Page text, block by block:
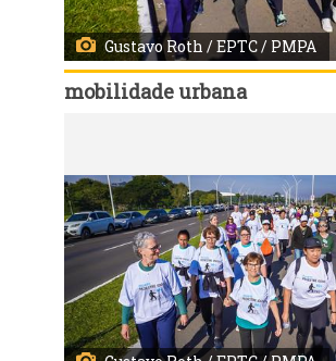
Gustavo Roth / EPTC / PMPA
mobilidade urbana